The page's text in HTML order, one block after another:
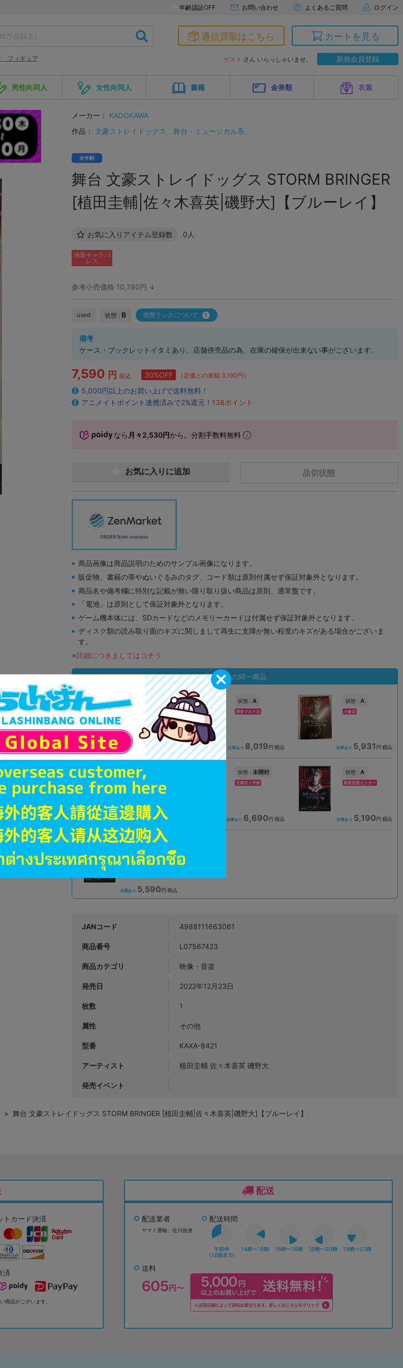
年齢認証OFF お問い合わせ よくあるご質問 ログイン
フィギュア
通信買取はこちら カートを見る
ゲスト さん いらっしゃいませ。 新規会員登録
男性向同人 女性向同人 書籍 金券類 衣装
メーカー：
KADOKAWA
作品： 文豪ストレイドッグス 舞台・ミュージカル系
全年齢
舞台 文豪ストレイドッグス STORM BRINGER
[植田圭輔|佐々木喜英|磯野大]【ブルーレイ】
お気に入りアイテム登録数 0人
池袋キャラパ
レス
参考小売価格 10,780円 ↓
used 状態 : B 状態ランクについて
備考
ケース・ブックレットイタミあり。店舗併売品の為、在庫の確保が出来ない事がございます。
7,590 円 税込 30%OFF （定価との差額 3,190円）
5,000円以上のお買い上げで送料無料！
アニメイトポイント連携済みで2%還元！ 138ポイント
なら 月々2,530円から。分割手数料無料
品切状態
お気に入りに追加
商品画像は商品説明のためのサンプル画像になります。
販促物、書籍の帯やぬいぐるみのタグ、コード類は原則付属せず保証対象外となります。
商品名や備考欄に特別な記載が無い限り取り扱い商品は原則、通常盤です。
「電池」は原則として保証対象外となります。
ゲーム機本体には、SDカードなどのメモリーカードは付属せず保証対象外となります。
ディスク類の読み取り面のキズに関しまして再生に支障が無い程度のキズがある場合がございま
す。
※詳細につきましてはコチラ
状態違いの同一商品
状態 : A
オンライン
品切状態 5,190円 税込
状態 : A
博多マルイ店
在庫あり 8,019 円 税込
状態 : A
小倉店
在庫あり 5,931 円 税込
状態 : A
浜松店
在庫あり 6,690円 税込
状態 : 未開封
京都店２号館
在庫あり 6,690円 税込
状態 : A
新座流通センター
在庫あり 5,190円 税込
新入荷 状態 :未開封
博多マルイ店
在庫あり 5,590円 税込
JANコード 4988111663061
商品番号 L07567423
商品カテゴリ 映像・音楽
発売日 2022年12月23日
枚数 1
属性 その他
型番 KAXA-8421
アーティスト 植田圭輔 佐々木喜英 磯野大
発売イベント
> 舞台 文豪ストレイドッグス STORM BRINGER [植田圭輔|佐々木喜英|磯野大]【ブルーレイ】
トカード決済
済
商品がございます。
配送
配送業者
ヤマト運輸、佐川急便
配送時間
送料